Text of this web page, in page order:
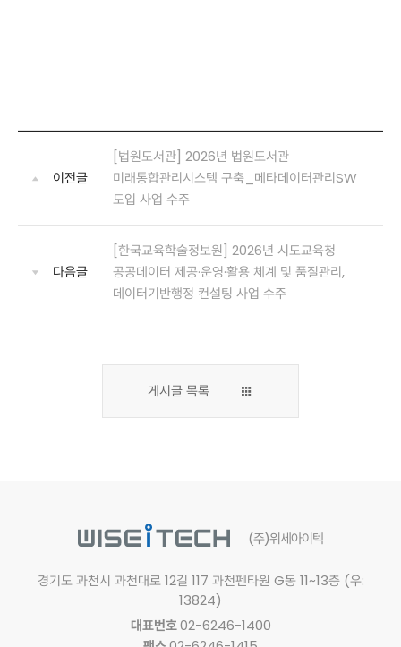
이전글
[법원도서관] 2026년 법원도서관
미래통합관리시스템 구축_메타데이터관리SW
도입 사업 수주
다음글
[한국교육학술정보원] 2026년 시도교육청
공공데이터 제공·운영·활용 체계 및 품질관리,
데이터기반행정 컨설팅 사업 수주
게시글 목록
(주)위세아이텍
경기도 과천시 과천대로 12길 117 과천펜타원 G동 11~13층 (우:
13824)
대표번호02-6246-1400